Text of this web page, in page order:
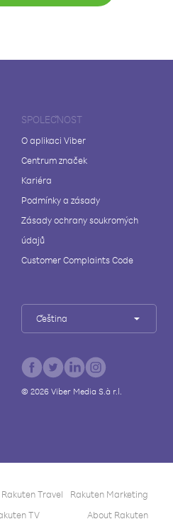
SPOLEČNOST
O aplikaci Viber
Centrum značek
Kariéra
Podmínky a zásady
Zásady ochrany soukromých
údajů
Customer Complaints Code
Čeština
© 2026Viber Media S.à r.l.
Rakuten Travel
Rakuten Marketing
TV About Rakuten